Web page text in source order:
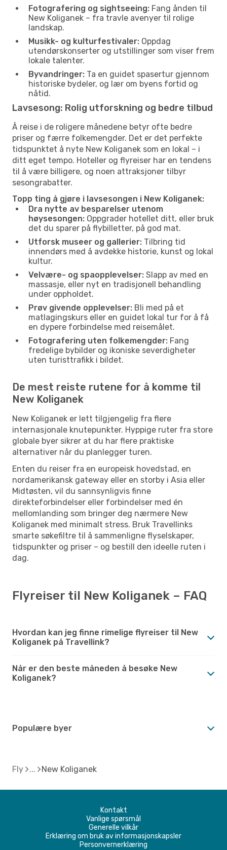
Fotografering og sightseeing: Fang ånden til
New Koliganek – fra travle avenyer til rolige
landskap.
Musikk- og kulturfestivaler: Oppdag
utendørskonserter og utstillinger som viser frem
lokale talenter.
Byvandringer: Ta en guidet spasertur gjennom
historiske bydeler, og lær om byens fortid og
nåtid.
Lavsesong: Rolig utforskning og bedre tilbud
Å reise i de roligere månedene betyr ofte bedre
priser og færre folkemengder. Det er det perfekte
tidspunktet å nyte New Koliganek som en lokal – i
ditt eget tempo. Hoteller og flyreiser har en tendens
til å være billigere, og noen attraksjoner tilbyr
sesongrabatter.
Topp ting å gjøre i lavsesongen i New Koliganek:
Dra nytte av besparelser utenom
høysesongen: Oppgrader hotellet ditt, eller bruk
det du sparer på flybilletter, på god mat.
Utforsk museer og gallerier: Tilbring tid
innendørs med å avdekke historie, kunst og lokal
kultur.
Velvære- og spaopplevelser: Slapp av med en
massasje, eller nyt en tradisjonell behandling
under oppholdet.
Prøv givende opplevelser: Bli med på et
matlagingskurs eller en guidet lokal tur for å få
en dypere forbindelse med reisemålet.
Fotografering uten folkemengder: Fang
fredelige bybilder og ikoniske severdigheter
uten turisttrafikk i bildet.
De mest reiste rutene for å komme til
New Koliganek
New Koliganek er lett tilgjengelig fra flere
internasjonale knutepunkter. Hyppige ruter fra store
globale byer sikrer at du har flere praktiske
alternativer når du planlegger turen.
Enten du reiser fra en europeisk hovedstad, en
nordamerikansk gateway eller en storby i Asia eller
Midtøsten, vil du sannsynligvis finne
direkteforbindelser eller forbindelser med én
mellomlanding som bringer deg nærmere New
Koliganek med minimalt stress. Bruk Travellinks
smarte søkefiltre til å sammenligne flyselskaper,
tidspunkter og priser – og bestill den ideelle ruten i
dag.
Flyreiser til New Koliganek – FAQ
Hvordan kan jeg finne rimelige flyreiser til New
Koliganek på Travellink?
Når er den beste måneden å besøke New
Koliganek?
Populære byer
Fly New Koliganek
Kontakt
Vanlige spørsmål
Generelle vilkår
Erklæring om bruk av informasjonskapsler
Personvernerklæring